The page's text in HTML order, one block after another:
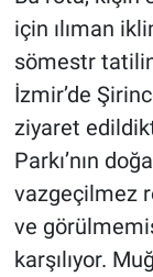
için ılıman
sömestr
İzmir’de
ziyaret
Parkı’nın
vazgeçilmez
ve
karşılıyor.